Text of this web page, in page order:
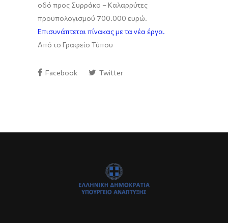
οδό προς Συρράκο – Καλαρρύτες
προϋπολογισμού 700.000 ευρώ.
Επισυνάπτεται πίνακας με τα νέα έργα.
Από το Γραφείο Τύπου
Facebook Twitter